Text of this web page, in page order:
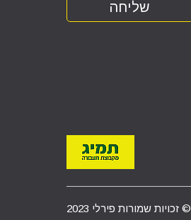
© זכויות שמורות פירלי 2023